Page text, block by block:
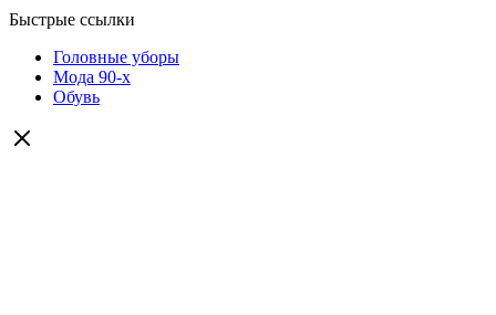
Быстрые ссылки
Головные уборы
Мода 90-х
Обувь